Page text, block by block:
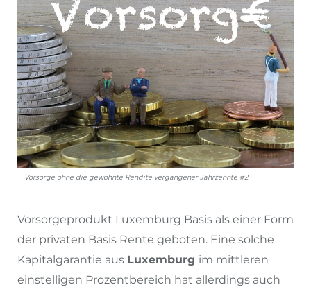
Vorsorge ohne die gewohnte Rendite vergangener Jahrzehnte #2
Vorsorgeprodukt Luxemburg Basis als einer Form
der privaten Basis Rente geboten. Eine solche
Kapitalgarantie aus Luxemburg im mittleren
einstelligen Prozentbereich hat allerdings auch